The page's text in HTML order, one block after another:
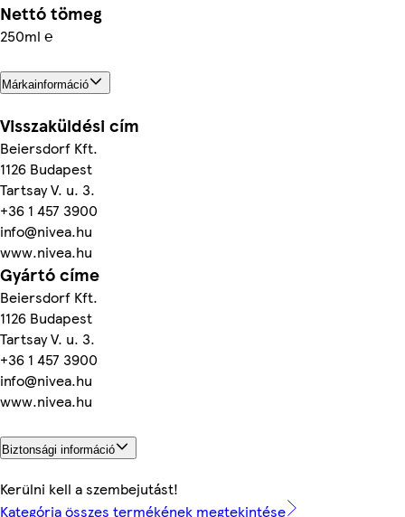
Nettó tömeg
250ml ℮
Márkainformáció
Visszaküldési cím
Beiersdorf Kft.
1126 Budapest
Tartsay V. u. 3.
+36 1 457 3900
info@nivea.hu
www.nivea.hu
Gyártó címe
Beiersdorf Kft.
1126 Budapest
Tartsay V. u. 3.
+36 1 457 3900
info@nivea.hu
www.nivea.hu
Biztonsági információ
Kerülni kell a szembejutást!
Kategória összes termékének megtekintése